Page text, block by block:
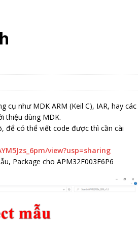
cụ như MDK ARM (Keil C), IAR, hay các
thiệu dùng MDK.
để có thể viết code được thì cần cài
view?usp=sharing
Package cho APM32F003F6P6